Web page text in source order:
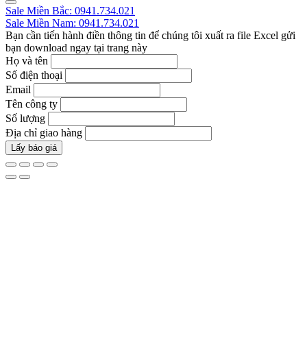
Sale Miền Bắc: 0941.734.021
Sale Miền Nam: 0941.734.021
Bạn cần tiến hành điền thông tin để chúng tôi xuất ra file Excel gửi
bạn download ngay tại trang này
Họ và tên
Số điện thoại
Email
Tên công ty
Số lượng
Địa chỉ giao hàng